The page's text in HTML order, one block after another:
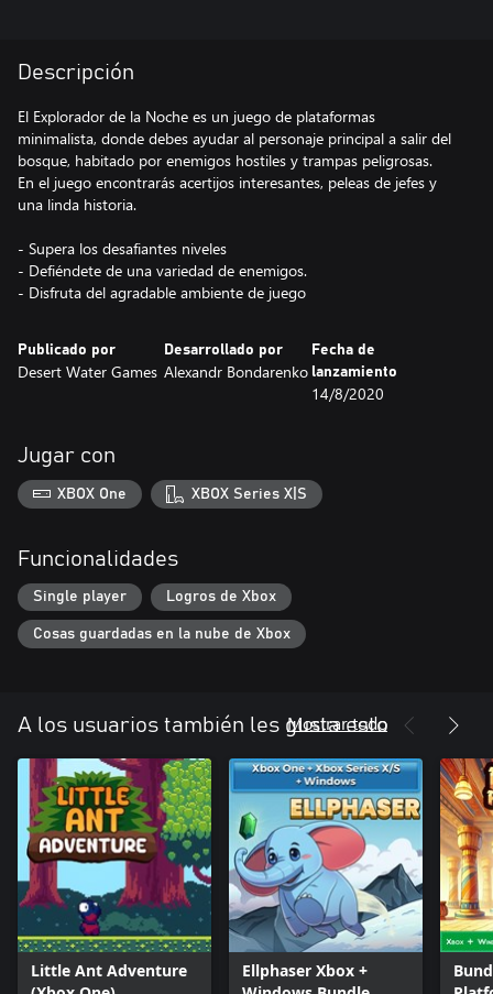
Descripción
El Explorador de la Noche es un juego de plataformas
minimalista, donde debes ayudar al personaje principal a salir del
bosque, habitado por enemigos hostiles y trampas peligrosas.
En el juego encontrarás acertijos interesantes, peleas de jefes y
una linda historia.
- Supera los desafiantes niveles
- Defiéndete de una variedad de enemigos.
- Disfruta del agradable ambiente de juego
Publicado por
Desert Water Games
Desarrollado por
Alexandr Bondarenko
Fecha de
lanzamiento
14/8/2020
Jugar con
XBOX One XBOX Series X|S
Funcionalidades
Single player Logros de Xbox
Cosas guardadas en la nube de Xbox
A los usuarios también les gusta esto
Mostrar todo
Little Ant Adventure
Ellphaser Xbox +